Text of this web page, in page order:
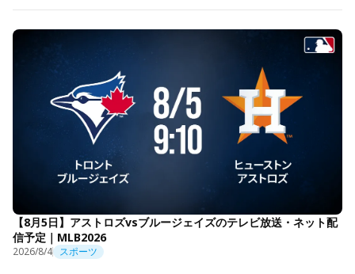
【8月5日】アストロズvsブルージェイズのテレビ放送・ネット配
信予定｜MLB2026
2026/8/4 スポーツ